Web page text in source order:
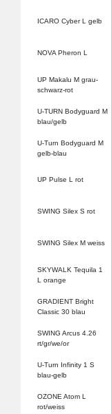
ICARO Cyber L gelb
NOVA Pheron L
UP Makalu M grau-
schwarz-rot
U-TURN Bodyguard M
blau/gelb
U-Turn Bodyguard M
gelb-blau
UP Pulse L rot
SWING Silex S rot
SWING Silex M weiss
SKYWALK Tequila 1
L orange
GRADIENT Bright
Classic 30 blau
SWING Arcus 4.26
rt/gr/we/or
U-Turn Infinity 1 S
blau-gelb
OZONE Atom L
rot/weiss